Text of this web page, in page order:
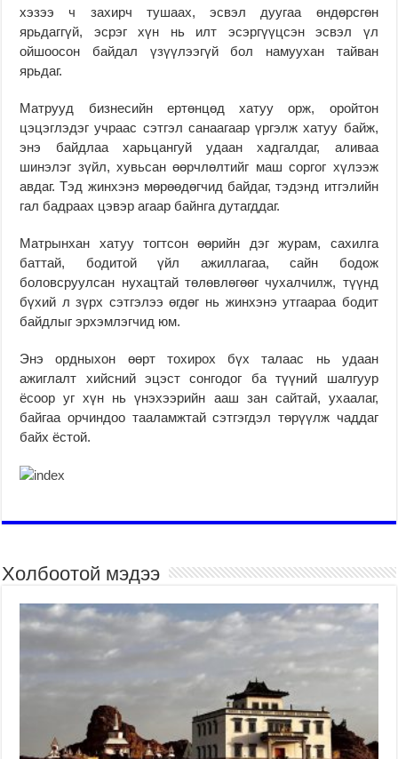
хэзээ ч захирч тушаах, эсвэл дуугаа өндөрсгөн
ярьдаггүй, эсрэг хүн нь илт эсэргүүцсэн эсвэл үл
ойшоосон байдал үзүүлээгүй бол намуухан тайван
ярьдаг.
Матрууд бизнесийн ертөнцөд хатуу орж, оройтон
цэцэглэдэг учраас сэтгэл санаагаар үргэлж хатуу байж,
энэ байдлаа харьцангуй удаан хадгалдаг, аливаа
шинэлэг зүйл, хувьсан өөрчлөлтийг маш соргог хүлээж
авдаг. Тэд жинхэнэ мөрөөдөгчид байдаг, тэдэнд итгэлийн
гал бадраах цэвэр агаар байнга дутагддаг.
Матрынхан хатуу тогтсон өөрийн дэг журам, сахилга
баттай, бодитой үйл ажиллагаа, сайн бодож
боловсруулсан нухацтай төлөвлөгөөг чухалчилж, түүнд
бүхий л зүрх сэтгэлээ өгдөг нь жинхэнэ утгаараа бодит
байдлыг эрхэмлэгчид юм.
Энэ ордныхон өөрт тохирох бүх талаас нь удаан
ажиглалт хийсний эцэст сонгодог ба түүний шалгуур
ёсоор уг хүн нь үнэхээрийн ааш зан сайтай, ухаалаг,
байгаа орчиндоо тааламжтай сэтгэгдэл төрүүлж чаддаг
байх ёстой.
Холбоотой мэдээ